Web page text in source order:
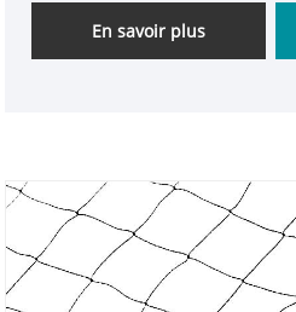
entreprise intégrée de
vous pouvez donc obtenir
En savoir plus